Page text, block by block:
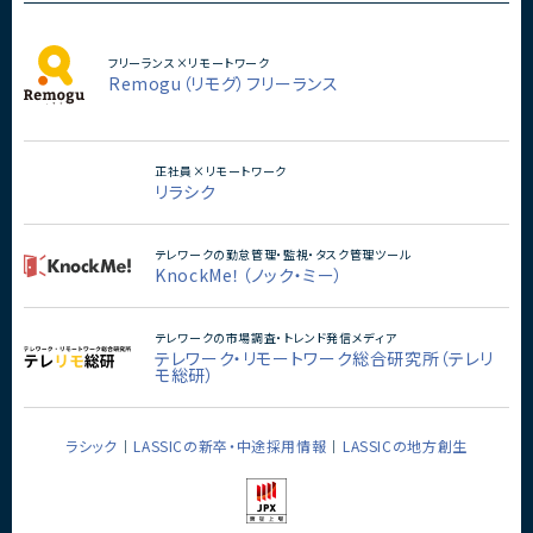
フリーランス×リモートワーク
Remogu（リモグ）フリーランス
正社員×リモートワーク
リラシク
テレワークの勤怠管理・監視・タスク管理ツール
KnockMe！（ノック・ミー）
テレワークの市場調査・トレンド発信メディア
テレワーク・リモートワーク総合研究所（テレリ
モ総研）
ラシック LASSICの新卒・中途採用情報 LASSICの地方創生